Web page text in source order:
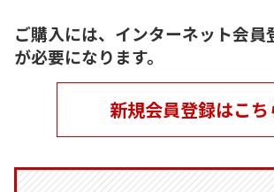
ご購入には、インターネット会員
が必要になります。
新規会員登録はこち